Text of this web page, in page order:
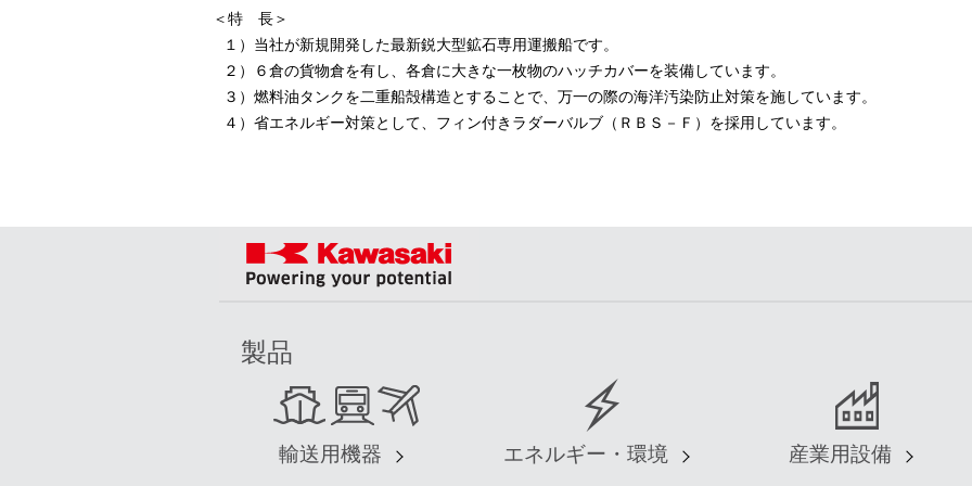
＜特 長＞
１） 当社が新規開発した最新鋭大型鉱石専用運搬船です。
２）
６倉の貨物倉を有し、各倉に大きな一枚物のハッチカバーを装備しています。
３） 燃料油タンクを二重船殻構造とすることで、万一の際の海洋汚染防止対策を施しています。
４） 省エネルギー対策として、フィン付きラダーバルブ（ＲＢＳ－Ｆ）を採用しています。
製品
輸送用機器 エネルギー・環境 産業用設備